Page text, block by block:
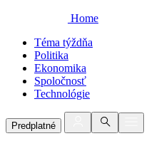
Home
Téma týždňa
Politika
Ekonomika
Spoločnosť
Technológie
Predplatné